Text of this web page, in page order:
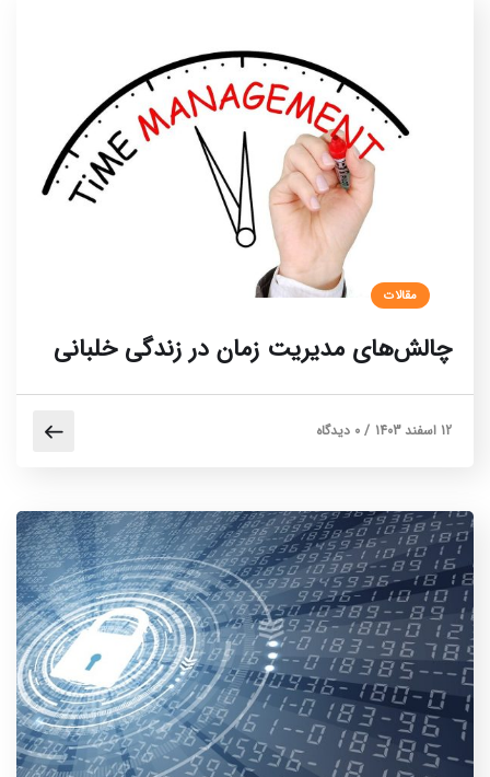
مقالات
چالش‌های مدیریت زمان در زندگی خلبانی
12 اسفند 1403 / 0 دیدگاه